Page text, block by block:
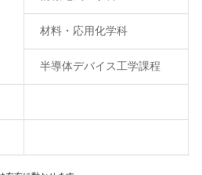
材料・応用化学科
半導体デバイス工学課程